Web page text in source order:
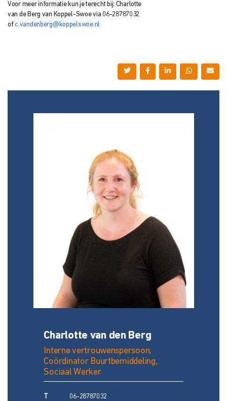
Voor meer informatie kun je terecht bij: Charlotte
van de Berg van Koppel-Swoe via 06-28787032
ofc.vandenberg@koppelswoe.nl
Charlotte van den Berg
Interne vertrouwenspersoon,
Coördinator Buurtbemiddeling,
Sociaal Werker
06-28787032